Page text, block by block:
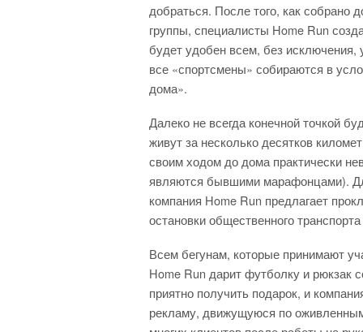
добраться. После того, как собрано
группы, специалисты Home Run
будет удобен всем, без исключения,
все «спортсмены» собираются в
дома».
Далеко не всегда конечной точкой
живут за несколько десятков
своим ходом до дома практически
являются бывшими марафонцами).
компания Home Run предлагает
остановки общественного
Всем бегунам, которые принимают
Home Run дарит футболку и рюкзак
приятно получить подарок, и
рекламу, движущуюся по